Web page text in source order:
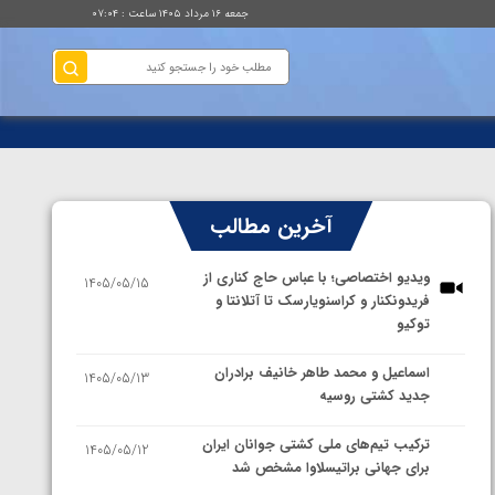
جمعه ۱۶ مرداد ۱۴۰۵ ساعت : ۰۷:۰۴
آخرین مطالب
ویدیو اختصاصی؛ با عباس حاج کناری از
فریدونکنار و کراسنویارسک تا آتلانتا و
توکیو
1405/05/15
اسماعیل و محمد طاهر خانیف برادران
جدید کشتی روسیه
1405/05/13
ترکیب تیم‌های ملی کشتی جوانان ایران
برای جهانی براتیسلاوا مشخص شد
1405/05/12